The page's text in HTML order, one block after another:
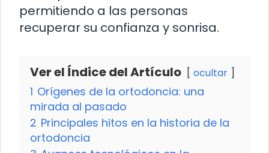
permitiendo a las personas
recuperar su confianza y sonrisa.
Ver el Índice del Artículo ocultar
1 Orígenes de la ortodoncia: una
mirada al pasado
2 Principales hitos en la historia de la
ortodoncia